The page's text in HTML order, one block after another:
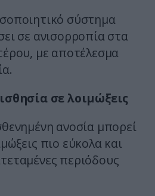
σύστημα
σε ανισορροπία στα
με αποτέλεσμα
σε λοιμώξεις
ανοσία μπορεί
πιο εύκολα και
περιόδους